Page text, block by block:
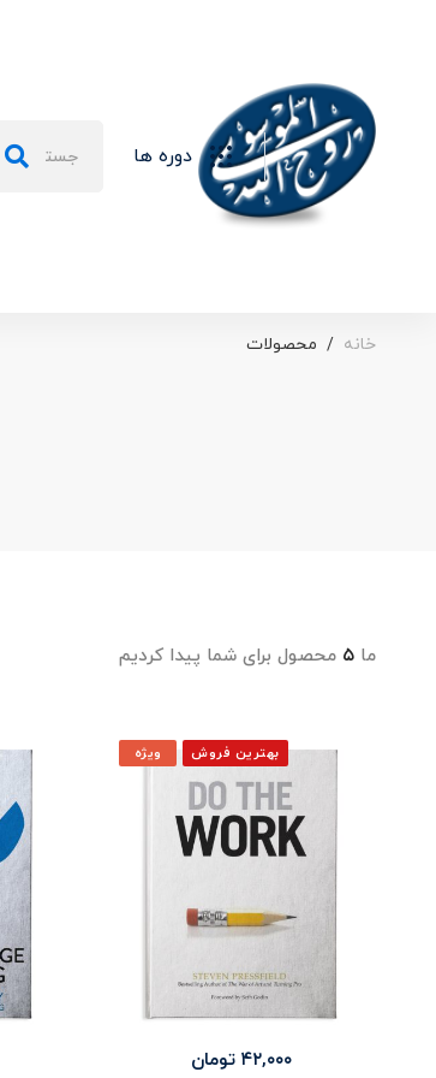
دوره ها
برای:
خانه محصولات
ما ۵ محصول برای شما پیدا کردیم
بهترین فروش ویژه
۴۲,۰۰۰ تومان